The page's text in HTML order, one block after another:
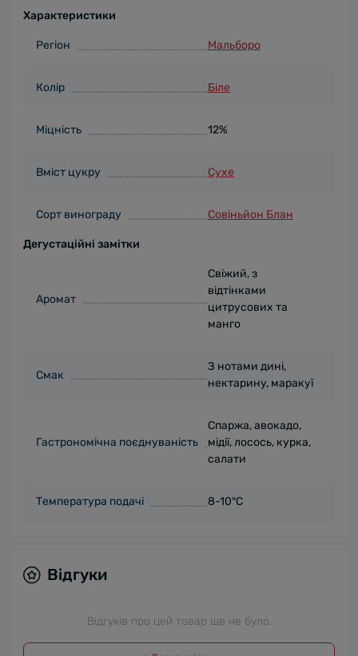
Характеристики
Регіон Мальборо
Колір Біле
Міцність 12%
Вміст цукру Сухе
Сорт винограду Совіньйон Блан
Дегустаційні замітки
Аромат
Свіжий, з
відтінками
цитрусових та
манго
Смак
З нотами дині,
нектарину, маракуї
Гастрономічна поєднуваність
Спаржа, авокадо,
мідії, лосось, курка,
салати
Температура подачі 8-10°С
Відгуки
Відгуків про цей товар ще не було.